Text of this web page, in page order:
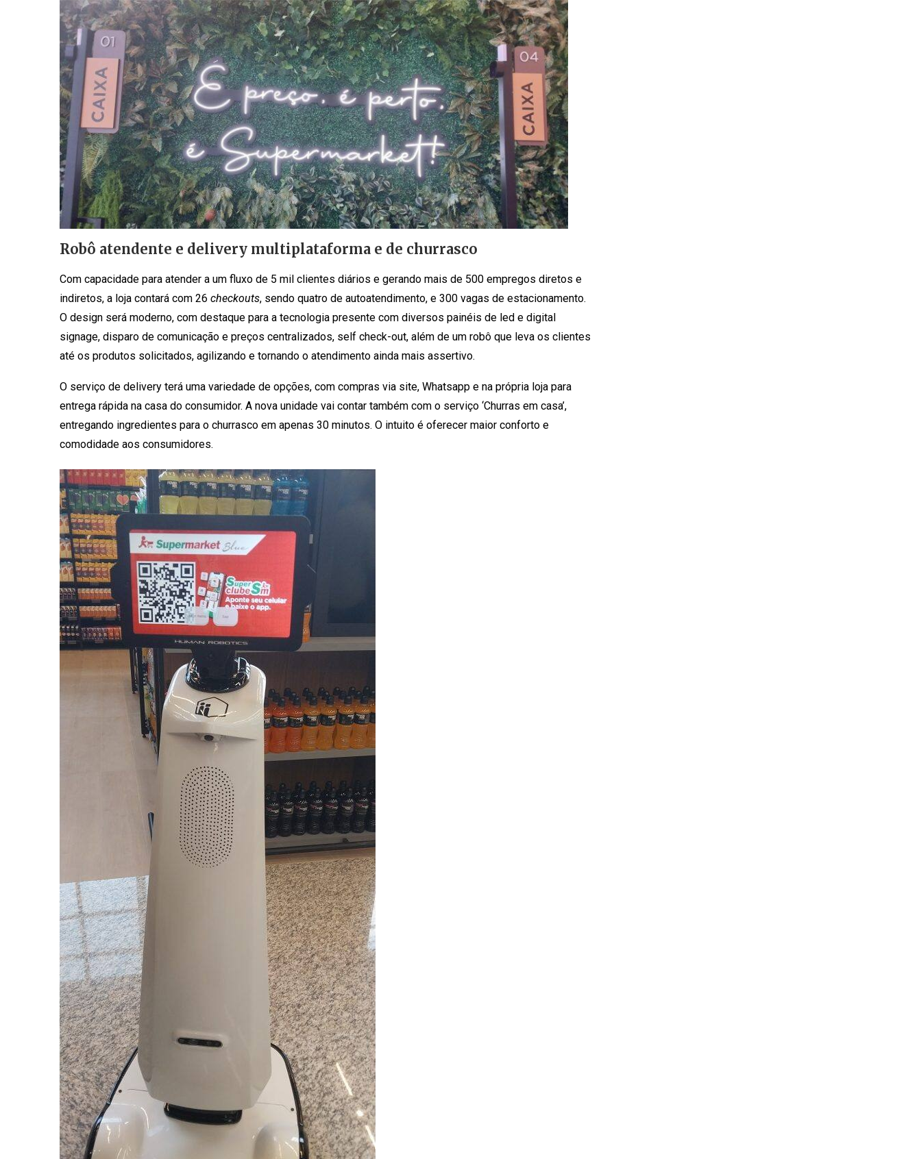
Robô atendente e delivery multiplataforma e de churrasco
Com capacidade para atender a um fluxo de 5 mil clientes diários e gerando mais de 500 empregos diretos e
indiretos, a loja contará com 26 checkouts, sendo quatro de autoatendimento, e 300 vagas de estacionamento.
O design será moderno, com destaque para a tecnologia presente com diversos painéis de led e digital
signage, disparo de comunicação e preços centralizados, self check-out, além de um robô que leva os clientes
até os produtos solicitados, agilizando e tornando o atendimento ainda mais assertivo.
O serviço de delivery terá uma variedade de opções, com compras via site, Whatsapp e na própria loja para
entrega rápida na casa do consumidor. A nova unidade vai contar também com o serviço ‘Churras em casa’,
entregando ingredientes para o churrasco em apenas 30 minutos. O intuito é oferecer maior conforto e
comodidade aos consumidores.